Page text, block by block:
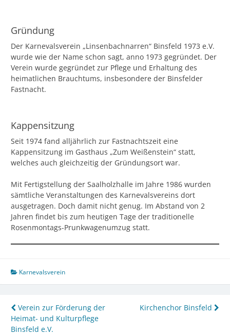
Gründung
Der Karnevalsverein „Linsenbachnarren“ Binsfeld 1973 e.V.
wurde wie der Name schon sagt, anno 1973 gegründet. Der
Verein wurde gegründet zur Pflege und Erhaltung des
heimatlichen Brauchtums, insbesondere der Binsfelder
Fastnacht.
Kappensitzung
Seit 1974 fand alljährlich zur Fastnachtszeit eine
Kappensitzung im Gasthaus „Zum Weißenstein“ statt,
welches auch gleichzeitig der Gründungsort war.
Mit Fertigstellung der Saalholzhalle im Jahre 1986 wurden
sämtliche Veranstaltungen des Karnevalsvereins dort
ausgetragen. Doch damit nicht genug. Im Abstand von 2
Jahren findet bis zum heutigen Tage der traditionelle
Rosenmontags-Prunkwagenumzug statt.
Karnevalsverein
Beitragsnavigation
Verein zur Förderung der
Heimat- und Kulturpflege
Binsfeld e.V.
Kirchenchor Binsfeld